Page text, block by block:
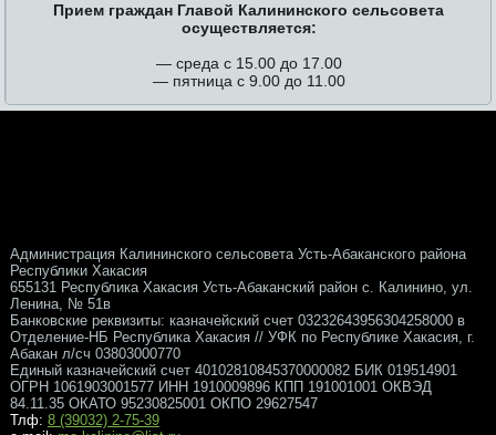
Прием граждан Главой Калининского сельсовета
осуществляется:
— среда с 15.00 до 17.00
— пятница с 9.00 до 11.00
Администрация Калининского сельсовета Усть-Абаканского района
Республики Хакасия
655131 Республика Хакасия Усть-Абаканский район с. Калинино, ул.
Ленина, № 51в
Банковские реквизиты: казначейский счет 03232643956304258000 в
Отделение-НБ Республика Хакасия // УФК по Республике Хакасия, г.
Абакан л/сч 03803000770
Единый казначейский счет 40102810845370000082 БИК 019514901
ОГРН 1061903001577 ИНН 1910009896 КПП 191001001 ОКВЭД
84.11.35 ОКАТО 95230825001 ОКПО 29627547
Тлф: 8 (39032) 2-75-39